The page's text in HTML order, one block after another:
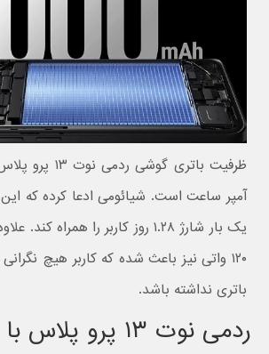
آمپر ساعت است. شیائومی ادعا کرده که
یک بار شارژ ۱.۲۸ روز کاربر را همراه
۱۲۰ واتی نیز باعث شده که کاربر هیچ
باتری نداشته باشد.
ردمی نوت ۱۳ پرو